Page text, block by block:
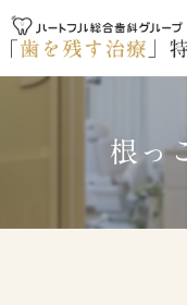
根っ